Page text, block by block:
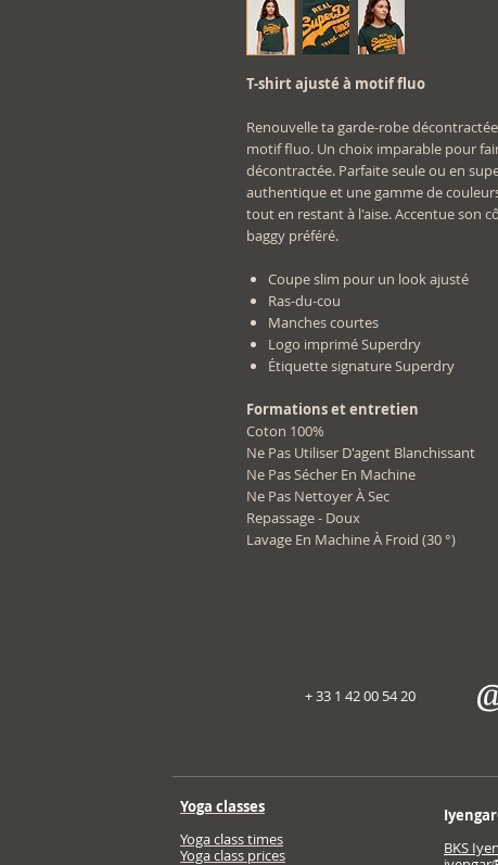
T-shirt ajusté à motif fluo
Renouvelle ta garde-robe
motif fluo. Un choix imparable pour
décontractée. Parfaite seule ou en
authentique et une gamme de
tout en restant à l'aise. Accentue son
baggy préféré.
Coupe slim pour un look ajusté
Ras-du-cou
Manches courtes
Logo imprimé Superdry
Étiquette signature Superdry
Formations et entretien
Coton 100%
Ne Pas Utiliser D'agent Blanchissant
Ne Pas Sécher En Machine
Ne Pas Nettoyer À Sec
Repassage - Doux
Lavage En Machine À Froid (30 °)
+ 33 1 42 00 54 20
Yoga classes
Yoga class times
Yoga class prices
BKS